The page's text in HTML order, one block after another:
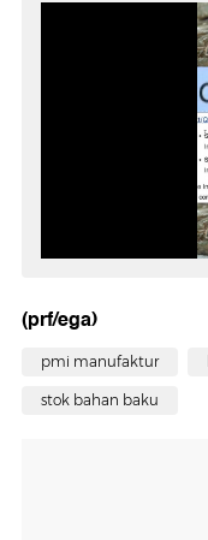
(prf/ega)
pmi manufaktur
stok bahan baku